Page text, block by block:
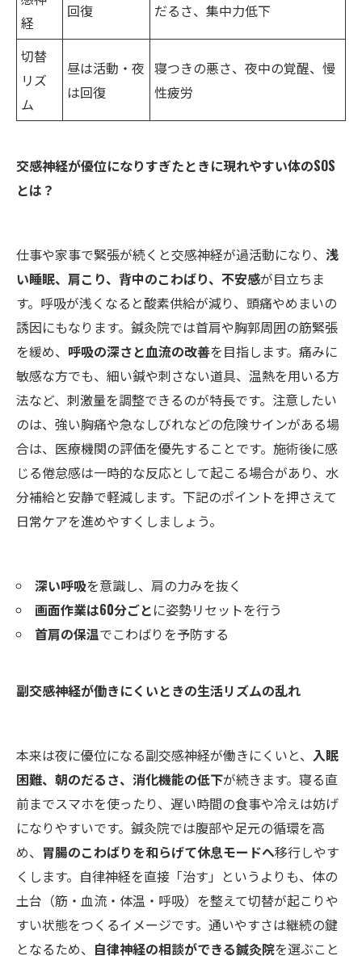
経
回復 だるさ、集中力低下
切替
リズ
ム
昼は活動・夜
は回復
寝つきの悪さ、夜中の覚醒、慢
性疲労
交感神経が優位になりすぎたときに現れやすい体のSOS
とは？
仕事や家事で緊張が続くと交感神経が過活動になり、 浅
い睡眠、肩こり、背中のこわばり、不安感が目立ちま
す。呼吸が浅くなると酸素供給が減り、頭痛やめまいの
誘因にもなります。鍼灸院では首肩や胸郭周囲の筋緊張
を緩め、 呼吸の深さと血流の改善を目指します。痛みに
敏感な方でも、細い鍼や刺さない道具、温熱を用いる方
法など、刺激量を調整できるのが特長です。注意したい
のは、強い胸痛や急なしびれなどの危険サインがある場
合は、医療機関の評価を優先することです。施術後に感
じる倦怠感は一時的な反応として起こる場合があり、水
分補給と安静で軽減します。下記のポイントを押さえて
日常ケアを進めやすくしましょう。
深い呼吸を意識し、肩の力みを抜く
画面作業は60分ごとに姿勢リセットを行う
首肩の保温でこわばりを予防する
副交感神経が働きにくいときの生活リズムの乱れ
本来は夜に優位になる副交感神経が働きにくいと、 入眠
困難、朝のだるさ、消化機能の低下が続きます。寝る直
前までスマホを使ったり、遅い時間の食事や冷えは妨げ
になりやすいです。鍼灸院では腹部や足元の循環を高
め、 胃腸のこわばりを和らげて休息モードへ移行しやす
くします。自律神経を直接「治す」というよりも、体の
土台（筋・血流・体温・呼吸）を整えて切替が起こりや
すい状態をつくるイメージです。通いやすさは継続の鍵
となるため、 自律神経の相談ができる鍼灸院を選ぶこと